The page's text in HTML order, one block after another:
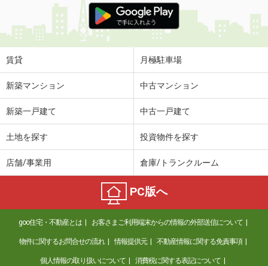
価 格
6.90万円
住 所
新潟県上越市昭和町１
専有面積
新潟県新潟市西区青山２丁目
2.40万円
新潟県新潟市中央区南出来島２丁目
5.60万円
住 所
新潟県新潟市中央区南出来島２丁目
専有面積 29.71m²
間取り
1K
新潟県新潟市中央区天神２丁目
賃貸 月極駐車場
新築マンション 中古マンション
新築一戸建て 中古一戸建て
土地を探す 投資物件を探す
店舗/事業用 倉庫/トランクルーム
PC版へ
goo住宅・不動産とは お客さまご利用端末からの情報の外部送信について
物件に関するお問合せの流れ 情報提供元 不動産情報に関する免責事項
個人情報の取り扱いについて 消費税に関する表記について